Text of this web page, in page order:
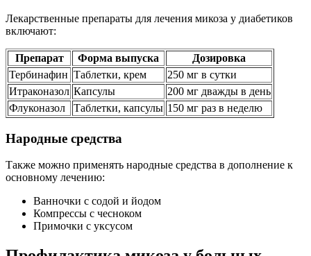
Лекарственные препараты для лечения микоза у диабетиков
включают:
Препарат Форма выпуска
Дозировка
Тербинафин Таблетки, крем
250 мг в сутки
Итраконазол Капсулы
200 мг дважды в день
Флуконазол
Таблетки, капсулы 150 мг раз в неделю
Народные средства
Также можно применять народные средства в дополнение к
основному лечению:
Ванночки с содой и йодом
Компрессы с чесноком
Примочки с уксусом